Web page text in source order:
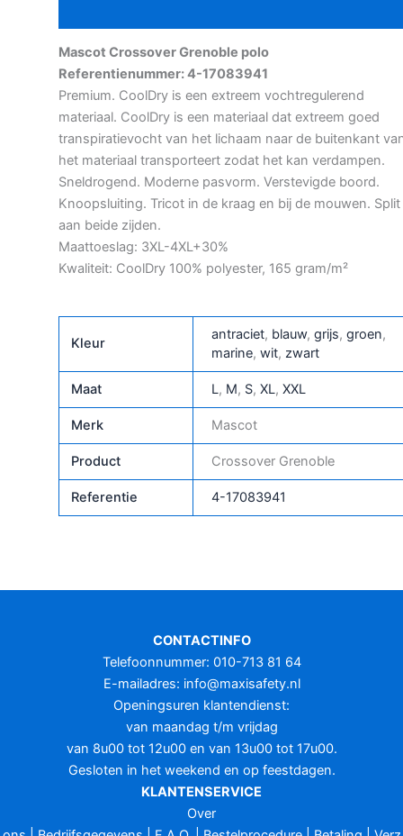
Mascot Crossover Grenoble polo
Referentienummer: 4-17083941
Premium. CoolDry is een extreem vochtregulerend
materiaal. CoolDry is een materiaal dat extreem goed
transpiratievocht van het lichaam naar de buitenkant
het materiaal transporteert zodat het kan verdampen.
Sneldrogend. Moderne pasvorm. Verstevigde boord.
Knoopsluiting. Tricot in de kraag en bij de mouwen. Split
aan beide zijden.
Maattoeslag: 3XL-4XL+30%
Kwaliteit: CoolDry 100% polyester, 165 gram/m²
Kleur
antraciet, blauw, grijs, groen,
marine, wit, zwart
Maat L, M, S, XL, XXL
Merk Mascot
Product Crossover Grenoble
Referentie 4-17083941
CONTACTINFO
Telefoonnummer: 010-713 81 64
E-mailadres: info@maxisafety.nl
Openingsuren klantendienst:
van maandag t/m vrijdag
van 8u00 tot 12u00 en van 13u00 tot 17u00.
Gesloten in het weekend en op feestdagen.
KLANTENSERVICE
Over